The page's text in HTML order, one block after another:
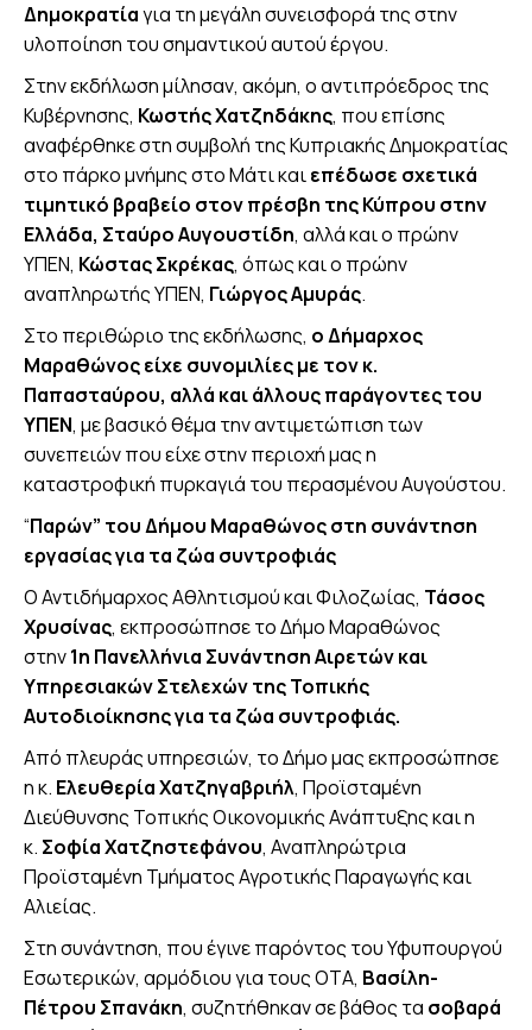
Δημοκρατίαγια τη μεγάλη συνεισφορά της στην
υλοποίηση του σημαντικού αυτού έργου.
Στην εκδήλωση μίλησαν, ακόμη, ο αντιπρόεδρος της
Κυβέρνησης, Κωστής Χατζηδάκης, που επίσης
αναφέρθηκε στη συμβολή της Κυπριακής Δημοκρατίας
στο πάρκο μνήμης στο Μάτι καιεπέδωσε σχετικά
τιμητικό βραβείο στον πρέσβη της Κύπρου στην
Ελλάδα, Σταύρο Αυγουστίδη, αλλά και ο πρώην
ΥΠΕΝ, Κώστας Σκρέκας, όπως και ο πρώην
αναπληρωτής ΥΠΕΝ, Γιώργος Αμυράς.
Στο περιθώριο της εκδήλωσης, ο Δήμαρχος
Μαραθώνος είχε συνομιλίες με τον κ.
Παπασταύρου, αλλά και άλλους παράγοντες του
ΥΠΕΝ, με βασικό θέμα την αντιμετώπιση των
συνεπειών που είχε στην περιοχή μας η
καταστροφική πυρκαγιά του περασμένου Αυγούστου.
“Παρών” του Δήμου Μαραθώνος στη συνάντηση
εργασίας για τα ζώα συντροφιάς
Ο Αντιδήμαρχος Αθλητισμού και Φιλοζωίας, Τάσος
Χρυσίνας, εκπροσώπησε το Δήμο Μαραθώνος
στην1η Πανελλήνια Συνάντηση Αιρετών και
Υπηρεσιακών Στελεχών της Τοπικής
Αυτοδιοίκησης για τα ζώα συντροφιάς.
Από πλευράς υπηρεσιών, το Δήμο μας εκπροσώπησε
η κ. Ελευθερία Χατζηγαβριήλ, Προϊσταμένη
Διεύθυνσης Τοπικής Οικονομικής Ανάπτυξης και η
κ. Σοφία Χατζηστεφάνου, Αναπληρώτρια
Προϊσταμένη Τμήματος Αγροτικής Παραγωγής και
Αλιείας.
Στη συνάντηση, που έγινε παρόντος του Υφυπουργού
Εσωτερικών, αρμόδιου για τους ΟΤΑ, Βασίλη-
Πέτρου Σπανάκη, συζητήθηκαν σε βάθος τα σοβαρά